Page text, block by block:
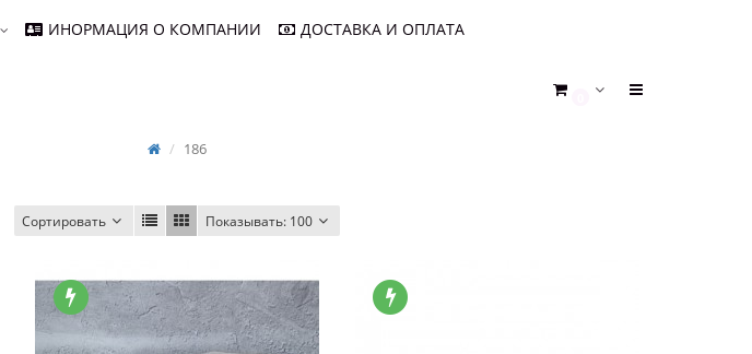
ИНОРМАЦИЯ О КОМПАНИИ ДОСТАВКА И ОПЛАТА
186
Сортировать Показывать: 100